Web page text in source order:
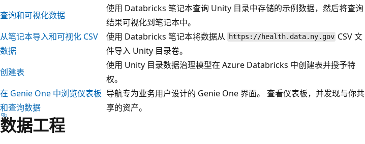
查询和可视化数据
使用 Databricks 笔记本查询 Unity 目录中存储的示例数据，然后将查询
结果可视化到笔记本中。
从笔记本导入和可视化 CSV
数据
使用 Databricks 笔记本将数据从 https://health.data.ny.gov CSV 文
件导入 Unity 目录卷。
创建表
使用 Unity 目录数据治理模型在 Azure Databricks 中创建表并授予特
权。
在 Genie One 中浏览仪表板
和查询数据
导航专为业务用户设计的 Genie One 界面。 查看仪表板，并发现与你共
享的资产。
数据工程